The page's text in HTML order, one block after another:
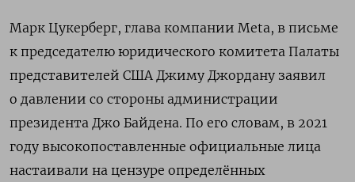
Марк Цукерберг, глава компании Meta, в письме
к председателю юридического комитета Палаты
представителей США Джиму Джордану заявил
о давлении со стороны администрации
президента Джо Байдена. По его словам, в 2021
году высокопоставленные официальные лица
настаивали на цензуре определённых